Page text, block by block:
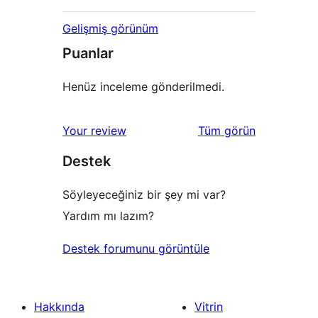
Gelişmiş görünüm
Puanlar
Henüz inceleme gönderilmedi.
Your review Tüm değerlendirmeleri
görün
Destek
Söyleyeceğiniz bir şey mi var?
Yardım mı lazım?
Destek forumunu görüntüle
Hakkında Vitrin